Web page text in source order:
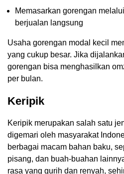
Memasarkan gorengan
berjualan langsung
Usaha gorengan modal kecil
yang cukup besar. Jika
gorengan bisa menghasilkan
per bulan.
Keripik
Keripik merupakan salah satu
digemari oleh masyarakat
berbagai macam bahan baku,
pisang, dan buah-buahan
rasa yang gurih dan renyah,